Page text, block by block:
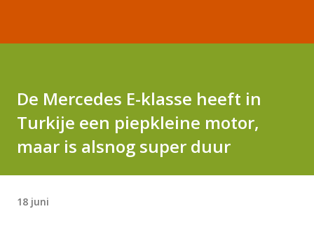
De Mercedes E-klasse heeft in
Turkije een piepkleine motor,
maar is alsnog super duur
18 juni